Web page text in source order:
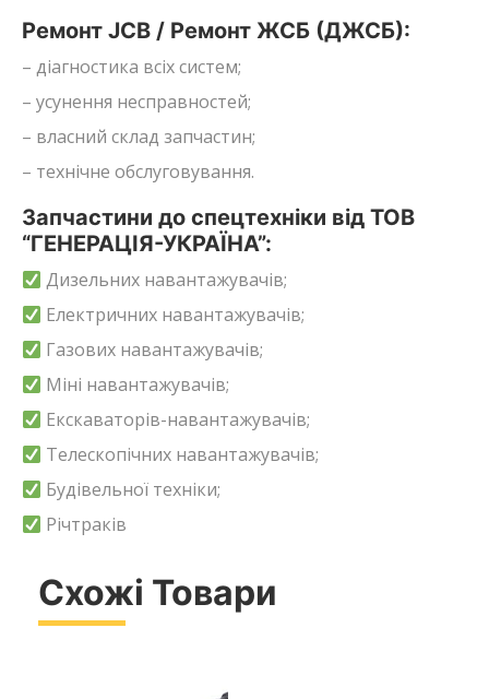
Ремонт JCB / Ремонт ЖСБ (ДЖСБ):
– діагностика всіх систем;
– усунення несправностей;
– власний склад запчастин;
– технічне обслуговування.
Запчастини до спецтехніки від ТОВ
“ГЕНЕРАЦІЯ-УКРАЇНА”:
Дизельних навантажувачів;
Електричних навантажувачів;
Газових навантажувачів;
Міні навантажувачів;
Екскаваторів-навантажувачів;
Телескопічних навантажувачів;
Будівельної техніки;
Річтраків
Схожі Товари